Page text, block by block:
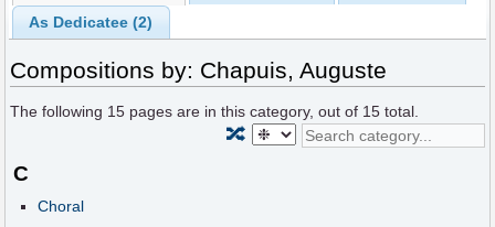
As Dedicatee (2)
Compositions by: Chapuis, Auguste
The following 15 pages are in this category, out of 15 total.
🔀
C
Choral